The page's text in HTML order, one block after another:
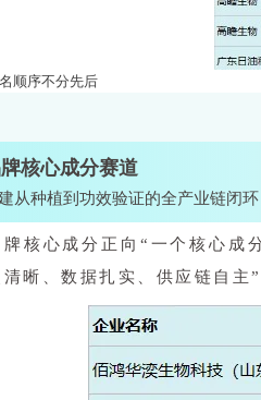
顺序不分先后
核心成分赛道
从种植到功效验证的全产业链闭
牌核心成分正向“一个核心成
清晰、数据扎实、供应链自主